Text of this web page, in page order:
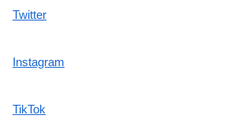
Twitter
Instagram
TikTok